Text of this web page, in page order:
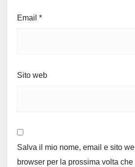
Email *
Sito web
Salva il mio nome, email e sito
browser per la prossima volta che